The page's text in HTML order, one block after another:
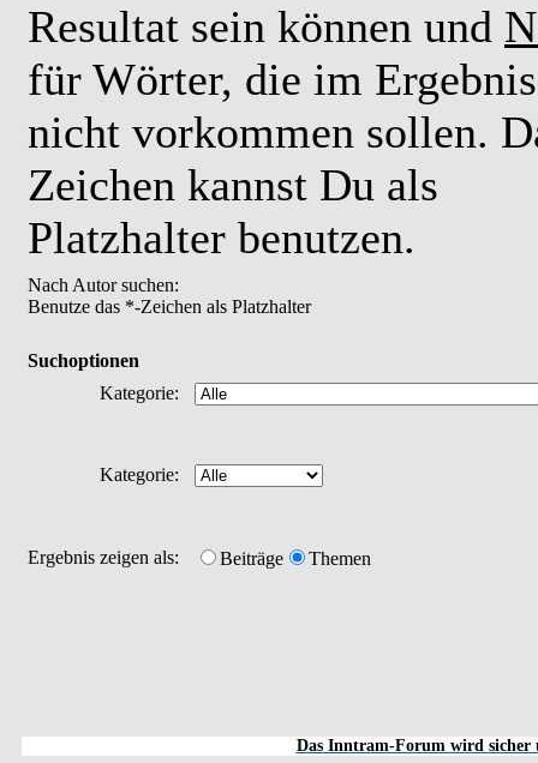
Resultat sein können und
für Wörter, die im Ergebnis
nicht vorkommen sollen.
Zeichen kannst Du als
Platzhalter benutzen.
Nach Autor suchen:
Benutze das *-Zeichen als Platzhalter
Suchoptionen
Kategorie:
Kategorie:
Ergebnis zeigen als: Beiträge Themen
Das Inntram-Forum wird sicher